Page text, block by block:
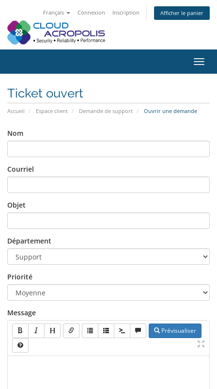
Français Connexion Inscription Afficher le panier
la
Ticket ouvert
Accueil Espace client Demande de support Ouvrir une demande
Nom
Courriel
Objet
Département
Priorité
Message
Prévisualiser